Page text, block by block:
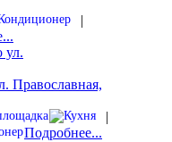
|
Православная,
|
Подробнее...